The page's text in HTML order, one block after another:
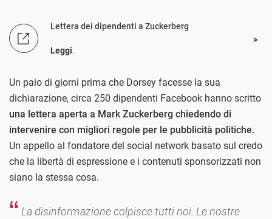
Lettera dei dipendenti a Zuckerberg
Leggi.
Un paio di giorni prima che Dorsey facesse la sua
dichiarazione, circa 250 dipendenti Facebook hanno scritto
una lettera aperta a Mark Zuckerberg chiedendo di
intervenire con migliori regole per le pubblicità politiche.
Un appello al fondatore del social network basato sul credo
che la libertà di espressione e i contenuti sponsorizzati non
siano la stessa cosa.
La disinformazione colpisce tutti noi. Le nostre